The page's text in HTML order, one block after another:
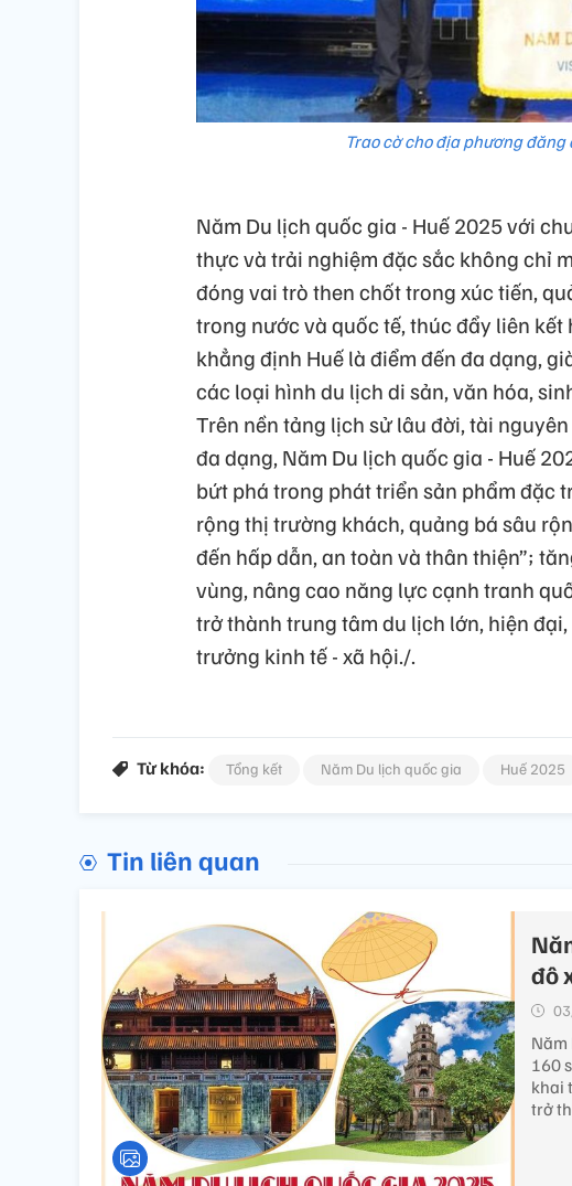
Trao cờ cho địa phương
Năm Du lịch quốc gia - Huế 2025 với
thực và trải nghiệm đặc sắc không chỉ
đóng vai trò then chốt trong xúc tiến,
trong nước và quốc tế, thúc đẩy liên
khẳng định Huế là điểm đến đa dạng,
các loại hình du lịch di sản, văn hóa,
Trên nền tảng lịch sử lâu đời, tài
đa dạng, Năm Du lịch quốc gia - Huế
bứt phá trong phát triển sản phẩm đặc
rộng thị trường khách, quảng bá sâu
đến hấp dẫn, an toàn và thân thiện”;
vùng, nâng cao năng lực cạnh tranh
trở thành trung tâm du lịch lớn, hiện
trưởng kinh tế - xã hội./.
Từ khóa: Tổng kết Năm Du lịch quốc gia Huế 2025
Tin liên quan
đô
Năm
160
khai
trở